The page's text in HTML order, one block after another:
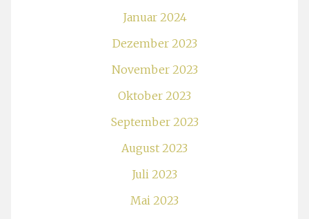
Januar 2024
Dezember 2023
November 2023
Oktober 2023
September 2023
August 2023
Juli 2023
Mai 2023